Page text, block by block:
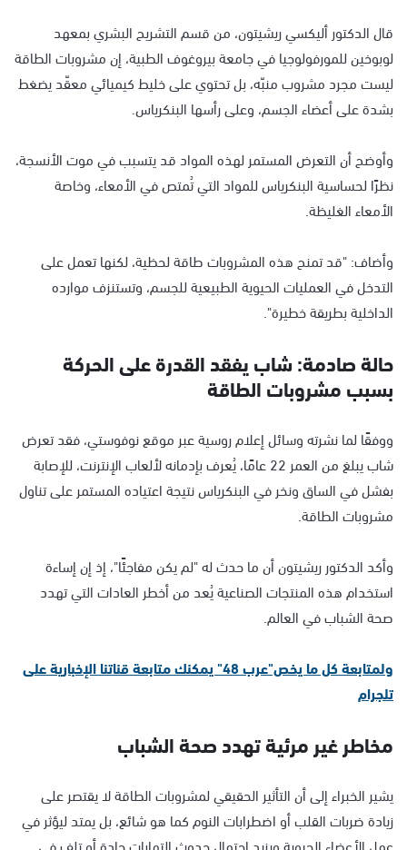
قال الدكتور أليكسي ريشيتون، من قسم التشريح البشري بمعهد
لوبوخين للمورفولوجيا في جامعة بيروغوف الطبية، إن مشروبات الطاقة
ليست مجرد مشروب منبّه، بل تحتوي على خليط كيميائي معقّد يضغط
بشدة على أعضاء الجسم، وعلى رأسها البنكرياس.
وأوضح أن التعرض المستمر لهذه المواد قد يتسبب في موت الأنسجة،
نظرًا لحساسية البنكرياس للمواد التي تُمتص في الأمعاء، وخاصة
الأمعاء الغليظة.
وأضاف: "قد تمنح هذه المشروبات طاقة لحظية، لكنها تعمل على
التدخل في العمليات الحيوية الطبيعية للجسم، وتستنزف موارده
الداخلية بطريقة خطيرة".
حالة صادمة: شاب يفقد القدرة على الحركة
بسبب مشروبات الطاقة
ووفقًا لما نشرته وسائل إعلام روسية عبر موقع نوفوستي، فقد تعرض
شاب يبلغ من العمر 22 عامًا، يُعرف بإدمانه لألعاب الإنترنت، للإصابة
بفشل في الساق ونخر في البنكرياس نتيجة اعتياده المستمر على تناول
مشروبات الطاقة.
وأكد الدكتور ريشيتون أن ما حدث له "لم يكن مفاجئًا"، إذ إن إساءة
استخدام هذه المنتجات الصناعية يُعد من أخطر العادات التي تهدد
صحة الشباب في العالم.
ولمتابعة كل ما يخص"عرب 48" يمكنك متابعة قناتنا الإخبارية على
تلجرام
مخاطر غير مرئية تهدد صحة الشباب
يشير الخبراء إلى أن التأثير الحقيقي لمشروبات الطاقة لا يقتصر على
زيادة ضربات القلب أو اضطرابات النوم كما هو شائع، بل يمتد ليؤثر في